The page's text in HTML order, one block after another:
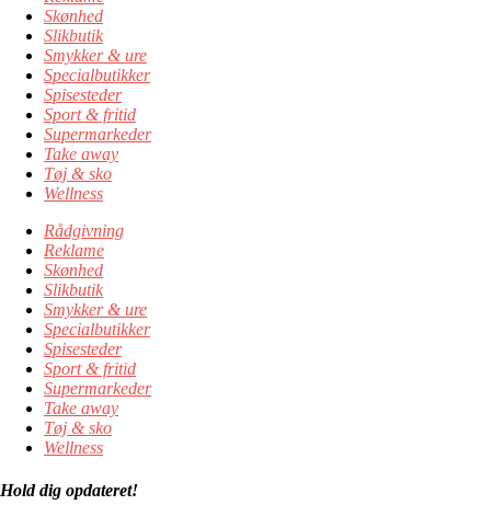
Skønhed
Slikbutik
Smykker & ure
Specialbutikker
Spisesteder
Sport & fritid
Supermarkeder
Take away
Tøj & sko
Wellness
Rådgivning
Reklame
Skønhed
Slikbutik
Smykker & ure
Specialbutikker
Spisesteder
Sport & fritid
Supermarkeder
Take away
Tøj & sko
Wellness
Hold dig opdateret!